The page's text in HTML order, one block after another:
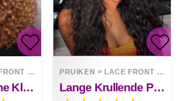
WIGS
Bourgondische Kleurverlooppruik Lace Front Korte Bob Pruik
PRUIKEN > LACE FRONT WIGS
Lange Krullende Pruik Van Allison Front Lace